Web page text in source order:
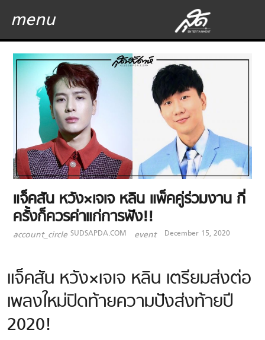
menu
แจ็คสัน หวัง×เจเจ หลิน แพ็คคู่ร่วมงาน กี่
ครั้งก็ควรค่าแก่การฟัง!!
account_circle SUDSAPDA.COM event December 15, 2020
แจ็คสัน หวัง×เจเจ หลิน เตรียมส่งต่อ
เพลงใหม่ปิดท้ายความปังส่งท้ายปี
2020!